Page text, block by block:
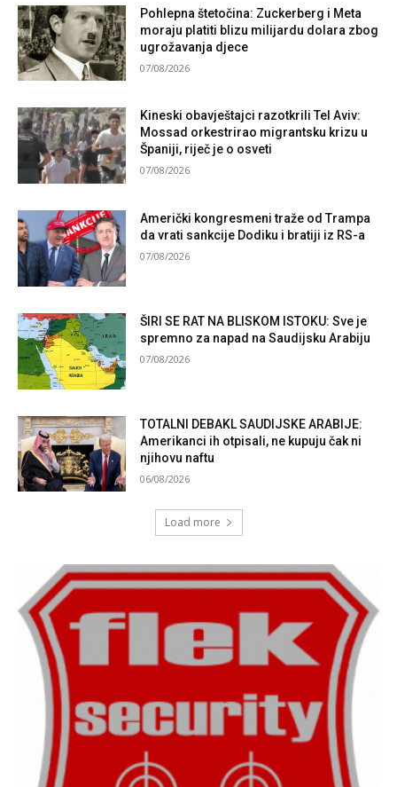
Pohlepna štetočina: Zuckerberg i Meta
moraju platiti blizu milijardu dolara zbog
ugrožavanja djece
07/08/2026
Kineski obavještajci razotkrili Tel Aviv:
Mossad orkestrirao migrantsku krizu u
Španiji, riječ je o osveti
07/08/2026
Američki kongresmeni traže od Trampa
da vrati sankcije Dodiku i bratiji iz RS-a
07/08/2026
ŠIRI SE RAT NA BLISKOM ISTOKU: Sve je
spremno za napad na Saudijsku Arabiju
07/08/2026
TOTALNI DEBAKL SAUDIJSKE ARABIJE:
Amerikanci ih otpisali, ne kupuju čak ni
njihovu naftu
06/08/2026
Load more